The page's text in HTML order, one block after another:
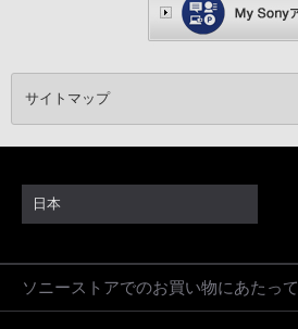
サイトマップ
日本
ソニーストアでのお買い物にあたって